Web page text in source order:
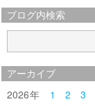
ブログ内検索
アーカイブ
2026 1 2 3